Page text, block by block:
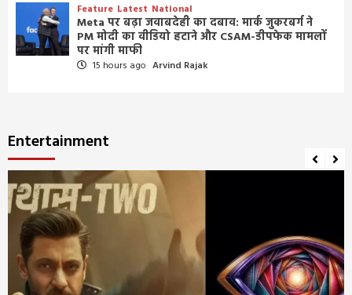
Feature Latest National
Meta पर बढ़ा जवाबदेही का दबाव: मार्क जुकरबर्ग ने
PM मोदी का वीडियो हटाने और CSAM-डीपफेक मामलों
पर मांगी माफी
15 hours ago Arvind Rajak
Entertainment